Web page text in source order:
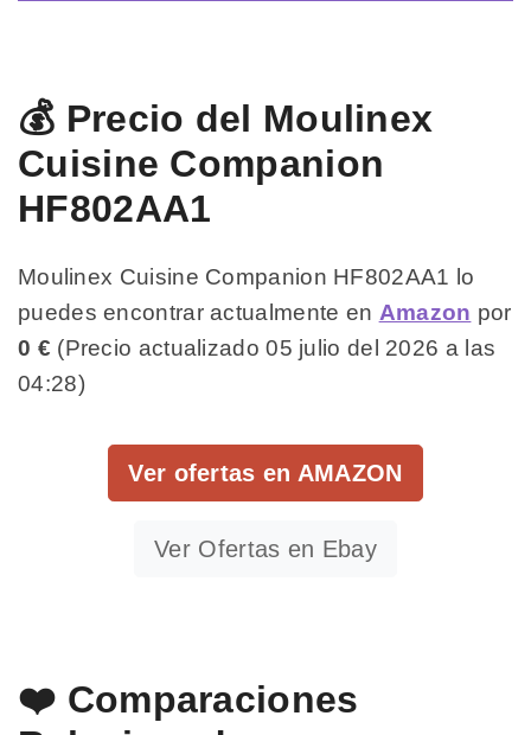
💰 Precio del Moulinex
Cuisine Companion
HF802AA1
Moulinex Cuisine Companion HF802AA1 lo
puedes encontrar actualmente en Amazon por
0 € (Precio actualizado 05 julio del 2026 a las
04:28)
Ver ofertas en AMAZON
Ver Ofertas en Ebay
❤️ Comparaciones